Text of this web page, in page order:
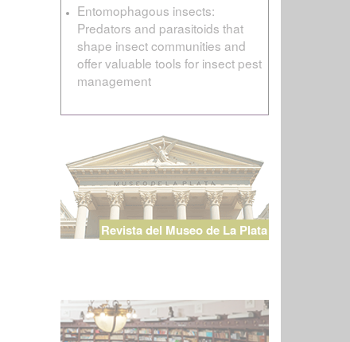
Entomophagous insects:
Predators and parasitoids that
shape insect communities and
offer valuable tools for insect pest
management
Revista del Museo de La Plata